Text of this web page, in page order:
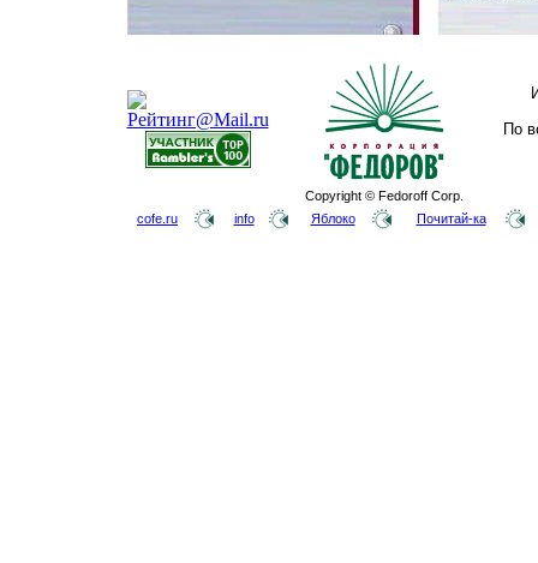
Copyright © Fedoroff Corp.
По
cofe.ru info Яблоко Почитай-ка